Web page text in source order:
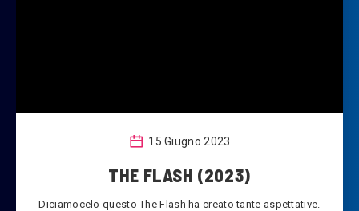
15 Giugno 2023
THE FLASH (2023)
Diciamocelo questo The Flash ha creato tante aspettative.